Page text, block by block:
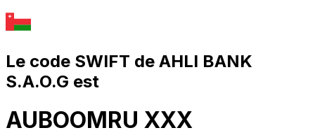
Le code SWIFT de AHLI BANK
S.A.O.G est
AUBOOMRU XXX